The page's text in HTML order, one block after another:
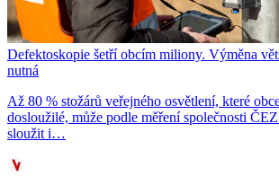
Defektoskopie šetří obcím miliony. Výměna
nutná
Až 80 % stožárů veřejného osvětlení, které
dosloužilé, může podle měření společnosti
sloužit i…